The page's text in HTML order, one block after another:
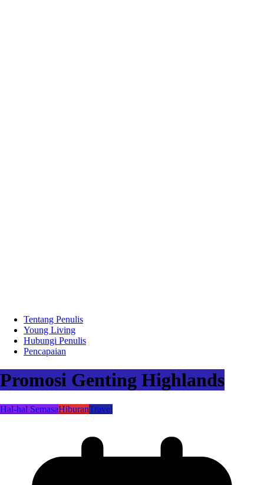
Tentang Penulis
Young Living
Hubungi Penulis
Pencapaian
Promosi Genting Highlands
Hal-hal SemasaHiburanTravel